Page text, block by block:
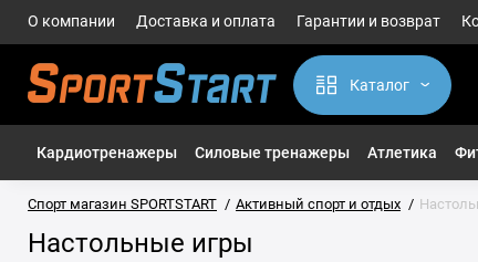
О компании Доставка и оплата Гарантии и возврат
Каталог
Кардиотренажеры Силовые тренажеры Атлетика
Спорт магазин SPORTSTART Активный спорт и отдых
Настольные игры